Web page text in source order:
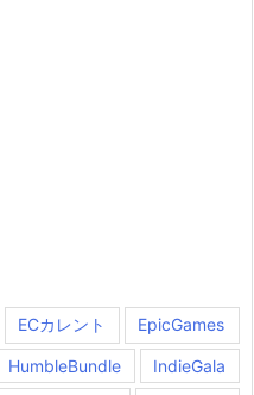
ECカレント EpicGames
HumbleBundle
IndieGala